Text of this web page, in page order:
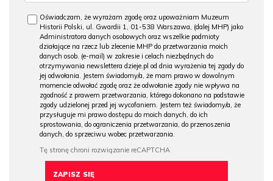
Oświadczam, że wyrażam zgodę oraz upoważniam Muzeum
Historii Polski, ul. Gwardii 1, 01-538 Warszawa, (dalej MHP) jako
Administratora danych osobowych oraz wszelkie podmioty
działające na rzecz lub zlecenie MHP do przetwarzania moich
danych osob. (e-mail) w zakresie i celach niezbędnych do
otrzymywania newslettera dzieje.pl od dnia wyrażenia tej zgody do
jej odwołania. Jestem świadomy/a, że mam prawo w dowolnym
momencie odwołać zgodę oraz że odwołanie zgody nie wpływa na
zgodność z prawem przetwarzania, którego dokonano na podstawie
zgody udzielonej przed jej wycofaniem. Jestem też świadomy/a, że
przysługuje mi prawo dostępu do moich danych, do ich
sprostowania, do ograniczenia przetwarzania, do przenoszenia
danych, do sprzeciwu wobec przetwarzania.